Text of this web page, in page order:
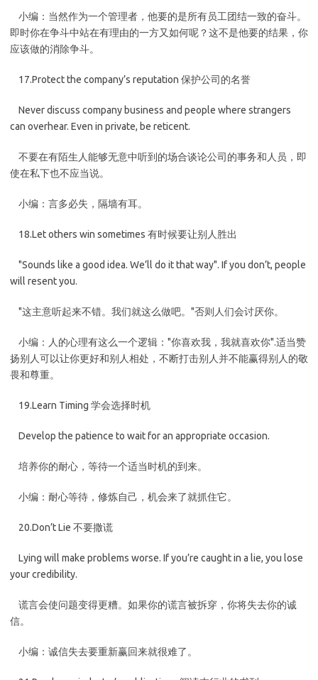
小编：当然作为一个管理者，他要的是所有员工团结一致的奋斗。
即时你在争斗中站在有理由的一方又如何呢？这不是他要的结果，你
应该做的消除争斗。
17.Protect the company’s reputation 保护公司的名誉
Never discuss company business and people where strangers
can overhear. Even in private, be reticent.
不要在有陌生人能够无意中听到的场合谈论公司的事务和人员，即
使在私下也不应当说。
小编：言多必失，隔墙有耳。
18.Let others win sometimes 有时候要让别人胜出
"Sounds like a good idea. We’ll do it that way". If you don’t, people
will resent you.
"这主意听起来不错。我们就这么做吧。"否则人们会讨厌你。
小编：人的心理有这么一个逻辑："你喜欢我，我就喜欢你".适当赞
扬别人可以让你更好和别人相处，不断打击别人并不能赢得别人的敬
畏和尊重。
19.Learn Timing 学会选择时机
Develop the patience to wait for an appropriate occasion.
培养你的耐心，等待一个适当时机的到来。
小编：耐心等待，修炼自己，机会来了就抓住它。
20.Don’t Lie 不要撒谎
Lying will make problems worse. If you’re caught in a lie, you lose
your credibility.
谎言会使问题变得更糟。如果你的谎言被拆穿，你将失去你的诚
信。
小编：诚信失去要重新赢回来就很难了。